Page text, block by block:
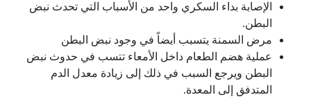
الإصابة بداء السكري واحد من الأسباب التي تحدث نبض
البطن.
مرض السمنة يتسبب أيضاً في وجود نبض البطن
عملية هضم الطعام داخل الأمعاء تتسب في حدوث نبض
البطن ويرجع السبب في ذلك إلى زيادة معدل الدم
المتدفق إلى المعدة.